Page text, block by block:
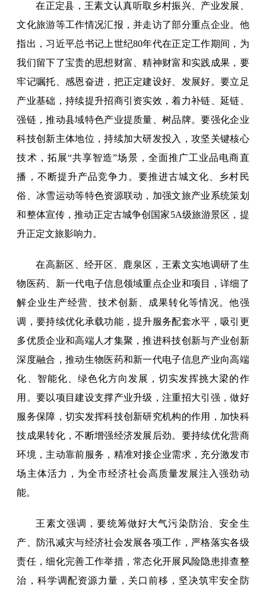
在正定县，王素文认真听取乡村振兴、产业发展、
文化旅游等工作情况汇报，并走访了部分重点企业。他
指出，习近平总书记上世纪80年代在正定工作期间，为
我们留下了宝贵的思想财富、精神财富和实践成果，要
牢记嘱托、感恩奋进，把正定建设好、发展好。要立足
产业基础，持续提升招商引资实效，着力补链、延链、
强链，推动县域特色产业提质量、树品牌。要强化企业
科技创新主体地位，持续加大研发投入，攻坚关键核心
技术，拓展“共享智造”场景，全面推广工业品电商直
播，不断提升产品竞争力。要推进古城文化、乡村民
俗、冰雪运动等特色资源联动，加强文旅产业系统策划
和整体宣传，推动正定古城争创国家5A级旅游景区，提
升正定文旅影响力。
在高新区、经开区、鹿泉区，王素文实地调研了生
物医药、新一代电子信息领域重点企业和项目，详细了
解企业生产经营、技术创新、成果转化等情况。他强
调，要持续优化承载功能，提升服务配套水平，吸引更
多优质企业和高端人才集聚，推进科技创新与产业创新
深度融合，推动生物医药和新一代电子信息产业向高端
化、智能化、绿色化方向发展，切实发挥挑大梁的作
用。要以项目建设支撑产业升级，注重招大引强，做好
服务保障，切实发挥科技创新研究机构的作用，加快科
技成果转化，不断增强经济发展后劲。要持续优化营商
环境，主动靠前服务，精准对接企业需求，充分激发市
场主体活力，为全市经济社会高质量发展注入强劲动
能。
王素文强调，要统筹做好大气污染防治、安全生
产、防汛减灾与经济社会发展各项工作，严格落实各级
责任，细化完善工作举措，常态化开展风险隐患排查整
治，科学调配资源力量，关口前移，坚决筑牢安全防